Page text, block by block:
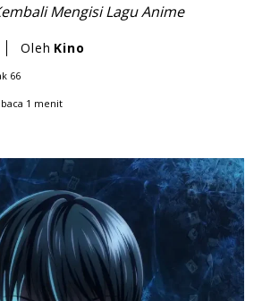
Mengisi Lagu Anime
Oleh Kino
66
1 menit